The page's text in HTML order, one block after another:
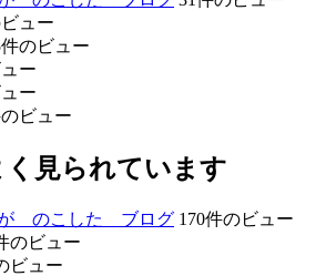
ュー
件のビュー
ー
ー
ビュー
見られています
のこした ブログ 170件のビュー
のビュー
ビュー